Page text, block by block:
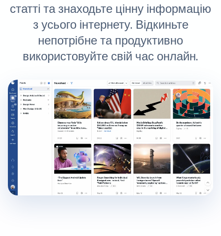
статті та знаходьте цінну інформацію
з усього інтернету. Відкиньте
непотрібне та продуктивно
використовуйте свій час онлайн.